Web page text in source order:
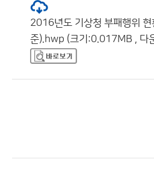
2016년도 기상청 부패행위
준).hwp (크기:0.017MB , 다